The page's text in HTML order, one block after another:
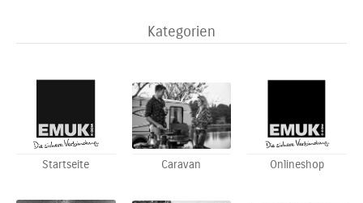
Kategorien
Startseite Caravan Onlineshop